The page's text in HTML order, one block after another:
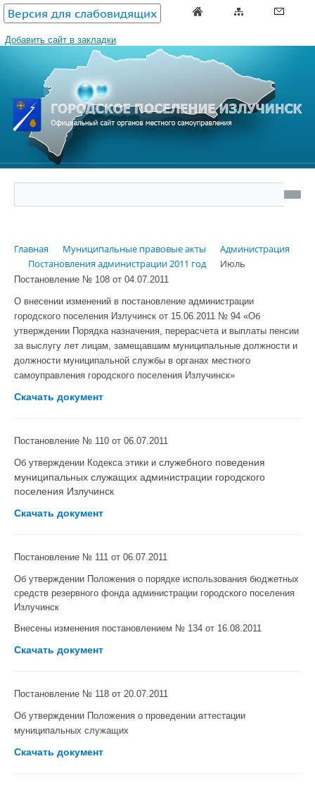
Версия для слабовидящих
Добавить сайт в закладки
Главная Муниципальные правовые акты
Администрация
Постановления администрации 2011 год
Июль
Постановление № 108 от 04.07.2011
О внесении изменений в постановление администрации
городского поселения Излучинск от 15.06.2011 № 94 «Об
утверждении Порядка назначения, перерасчета и выплаты пенсии
за выслугу лет лицам, замещавшим муниципальные должности и
должности муниципальной службы в органах местного
самоуправления городского поселения Излучинск»
Скачать документ
Постановление № 110 от 06.07.2011
Об утверждении Кодекса этики и служебного поведения
муниципальных служащих администрации городского
поселения Излучинск
Скачать документ
Постановление № 111 от 06.07.2011
Об утверждении Положения о порядке использования бюджетных
средств резервного фонда администрации городского поселения
Излучинск
Внесены изменения постановлением № 134 от 16.08.2011
Скачать документ
Постановление № 118 от 20.07.2011
Об утверждении Положения о проведении аттестации
муниципальных служащих
Скачать документ